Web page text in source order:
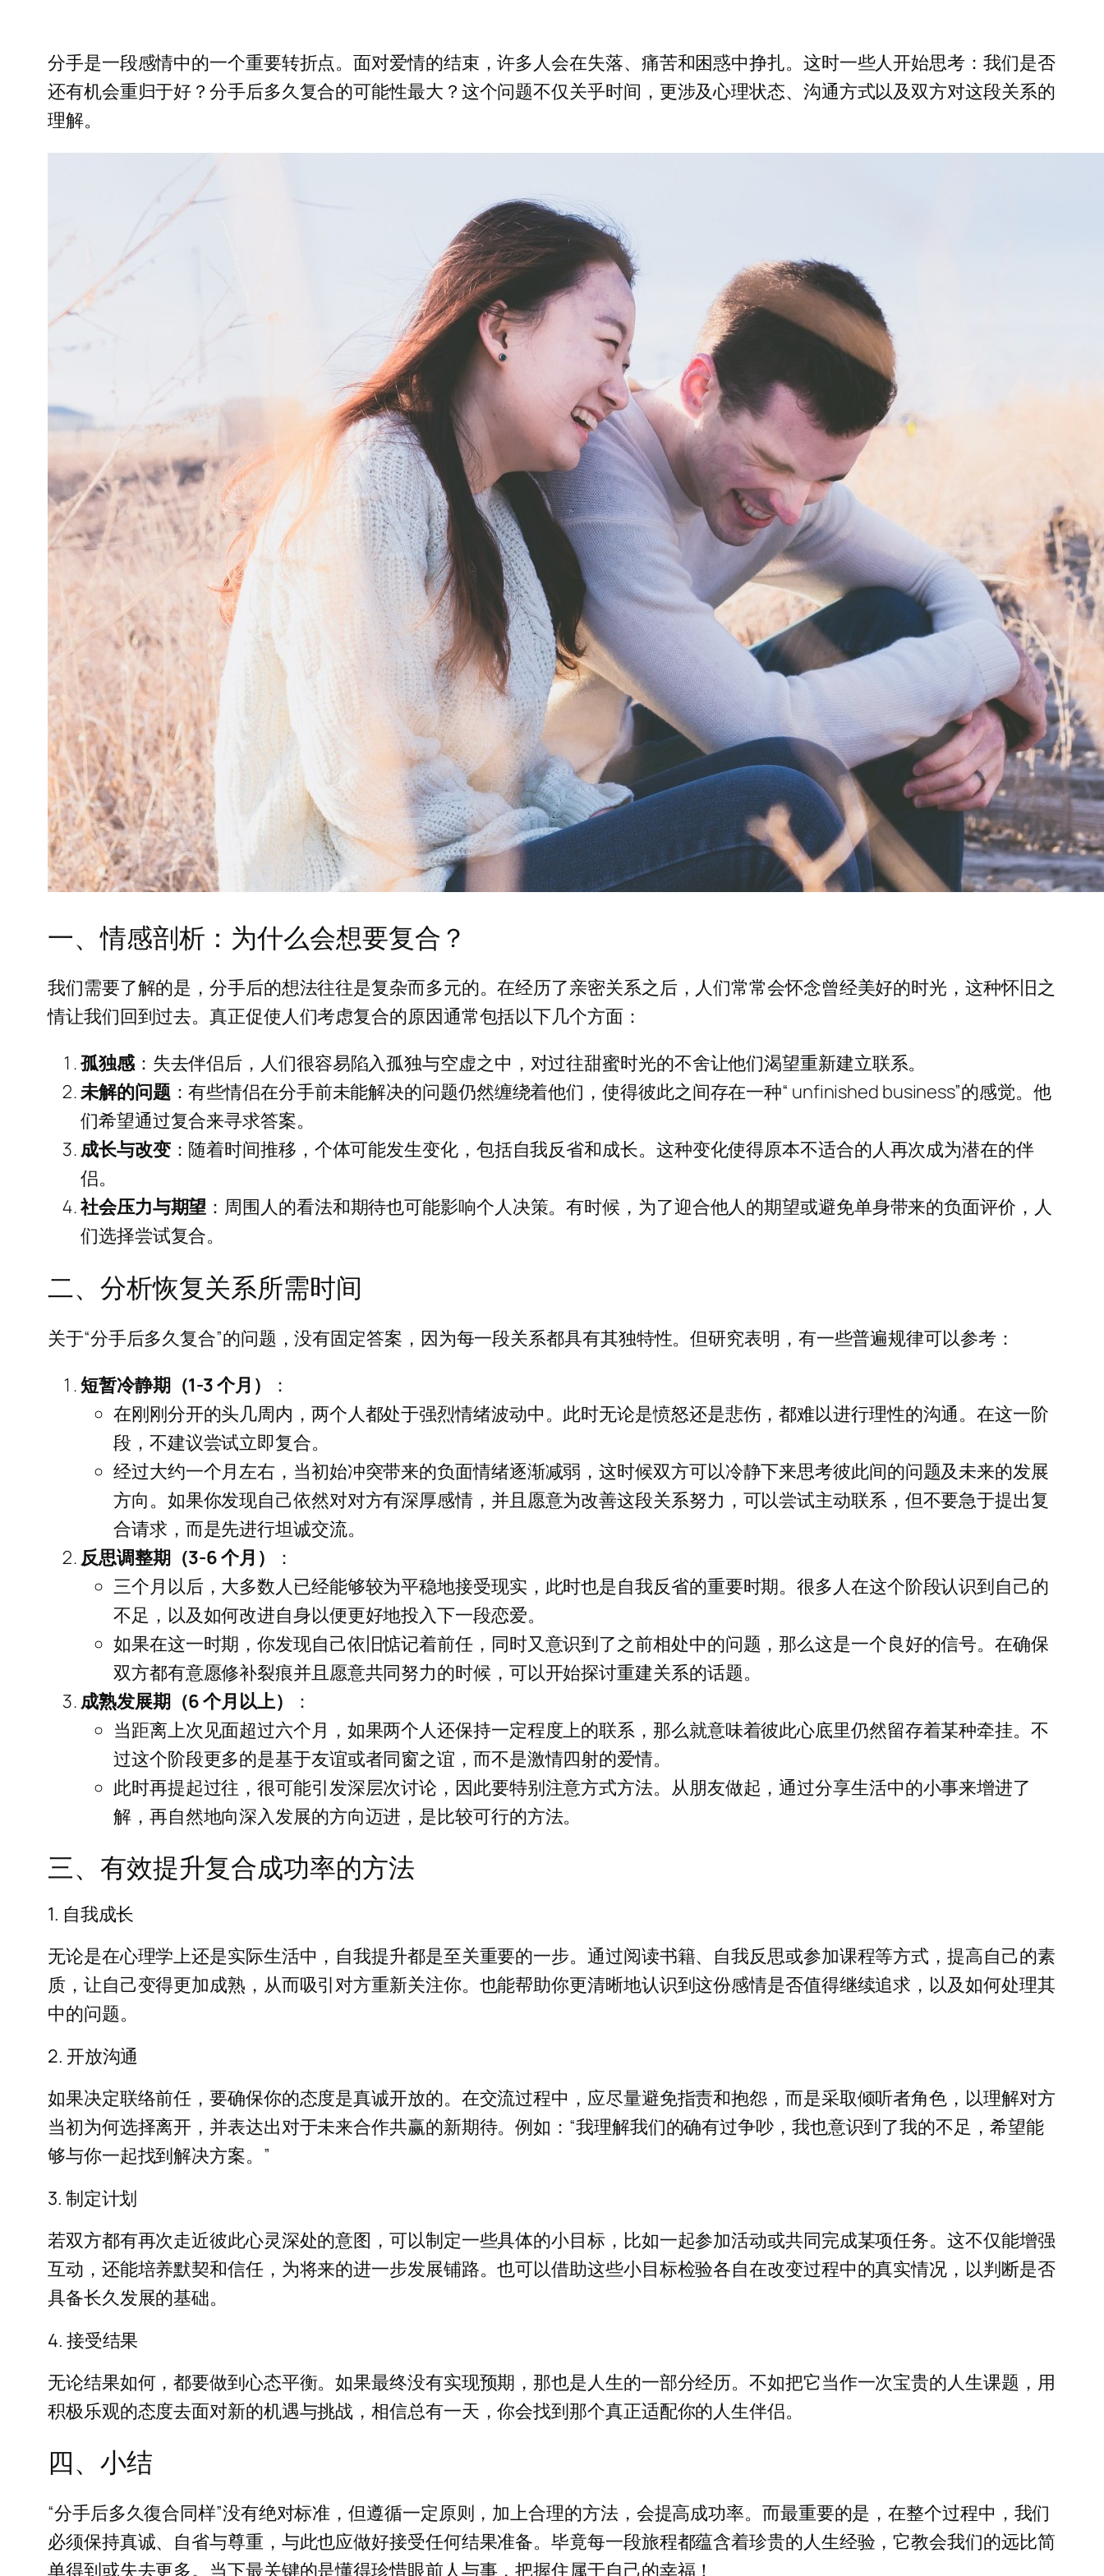
分手是一段感情中的一个重要转折点。面对爱情的结束，许多人会在失落、痛苦和困惑中挣扎。这时一些人开始思考：我们是否
还有机会重归于好？分手后多久复合的可能性最大？这个问题不仅关乎时间，更涉及心理状态、沟通方式以及双方对这段关系的
理解。
一、情感剖析：为什么会想要复合？
我们需要了解的是，分手后的想法往往是复杂而多元的。在经历了亲密关系之后，人们常常会怀念曾经美好的时光，这种怀旧之
情让我们回到过去。真正促使人们考虑复合的原因通常包括以下几个方面：
孤独感：失去伴侣后，人们很容易陷入孤独与空虚之中，对过往甜蜜时光的不舍让他们渴望重新建立联系。
未解的问题：有些情侣在分手前未能解决的问题仍然缠绕着他们，使得彼此之间存在一种“ unfinished business”的感觉。他
们希望通过复合来寻求答案。
成长与改变：随着时间推移，个体可能发生变化，包括自我反省和成长。这种变化使得原本不适合的人再次成为潜在的伴
侣。
社会压力与期望 ：周围人的看法和期待也可能影响个人决策。有时候，为了迎合他人的期望或避免单身带来的负面评价，人
们选择尝试复合。
二、分析恢复关系所需时间
关于“分手后多久复合”的问题，没有固定答案，因为每一段关系都具有其独特性。但研究表明，有一些普遍规律可以参考：
短暂冷静期（1-3 个月）
：
在刚刚分开的头几周内，两个人都处于强烈情绪波动中。此时无论是愤怒还是悲伤，都难以进行理性的沟通。在这一阶
段，不建议尝试立即复合。
经过大约一个月左右，当初始冲突带来的负面情绪逐渐减弱，这时候双方可以冷静下来思考彼此间的问题及未来的发展
方向。如果你发现自己依然对对方有深厚感情，并且愿意为改善这段关系努力，可以尝试主动联系，但不要急于提出复
合请求，而是先进行坦诚交流。
反思调整期（3-6 个月）
：
三个月以后，大多数人已经能够较为平稳地接受现实，此时也是自我反省的重要时期。很多人在这个阶段认识到自己的
不足，以及如何改进自身以便更好地投入下一段恋爱。
如果在这一时期，你发现自己依旧惦记着前任，同时又意识到了之前相处中的问题，那么这是一个良好的信号。在确保
双方都有意愿修补裂痕并且愿意共同努力的时候，可以开始探讨重建关系的话题。
成熟发展期（6 个月以上）
：
当距离上次见面超过六个月，如果两个人还保持一定程度上的联系，那么就意味着彼此心底里仍然留存着某种牵挂。不
过这个阶段更多的是基于友谊或者同窗之谊，而不是激情四射的爱情。
此时再提起过往，很可能引发深层次讨论，因此要特别注意方式方法。从朋友做起，通过分享生活中的小事来增进了
解，再自然地向深入发展的方向迈进，是比较可行的方法。
三、有效提升复合成功率的方法
1. 自我成长
无论是在心理学上还是实际生活中，自我提升都是至关重要的一步。通过阅读书籍、自我反思或参加课程等方式，提高自己的素
质，让自己变得更加成熟，从而吸引对方重新关注你。也能帮助你更清晰地认识到这份感情是否值得继续追求，以及如何处理其
中的问题。
2. 开放沟通
如果决定联络前任，要确保你的态度是真诚开放的。在交流过程中，应尽量避免指责和抱怨，而是采取倾听者角色，以理解对方
当初为何选择离开，并表达出对于未来合作共赢的新期待。例如：“我理解我们的确有过争吵，我也意识到了我的不足，希望能
够与你一起找到解决方案。”
3. 制定计划
若双方都有再次走近彼此心灵深处的意图，可以制定一些具体的小目标，比如一起参加活动或共同完成某项任务。这不仅能增强
互动，还能培养默契和信任，为将来的进一步发展铺路。也可以借助这些小目标检验各自在改变过程中的真实情况，以判断是否
具备长久发展的基础。
4. 接受结果
无论结果如何，都要做到心态平衡。如果最终没有实现预期，那也是人生的一部分经历。不如把它当作一次宝贵的人生课题，用
积极乐观的态度去面对新的机遇与挑战，相信总有一天，你会找到那个真正适配你的人生伴侣。
四、小结
“分手后多久復合同样”没有绝对标准，但遵循一定原则，加上合理的方法，会提高成功率。而最重要的是，在整个过程中，我们
必须保持真诚、自省与尊重，与此也应做好接受任何结果准备。毕竟每一段旅程都蕴含着珍贵的人生经验，它教会我们的远比简
单得到或失去更多。当下最关键的是懂得珍惜眼前人与事，把握住属于自己的幸福！